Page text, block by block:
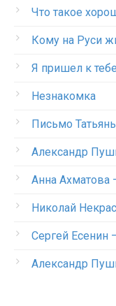
Что такое
Кому на Руси
Я пришел к
Незнакомка
Письмо
Александр
Анна
Николай
Сергей
Александр